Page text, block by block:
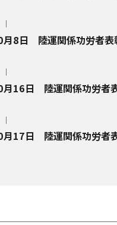
月8日 陸運関係功労者表
月16日 陸運関係功労者
17日 陸運関係功労者